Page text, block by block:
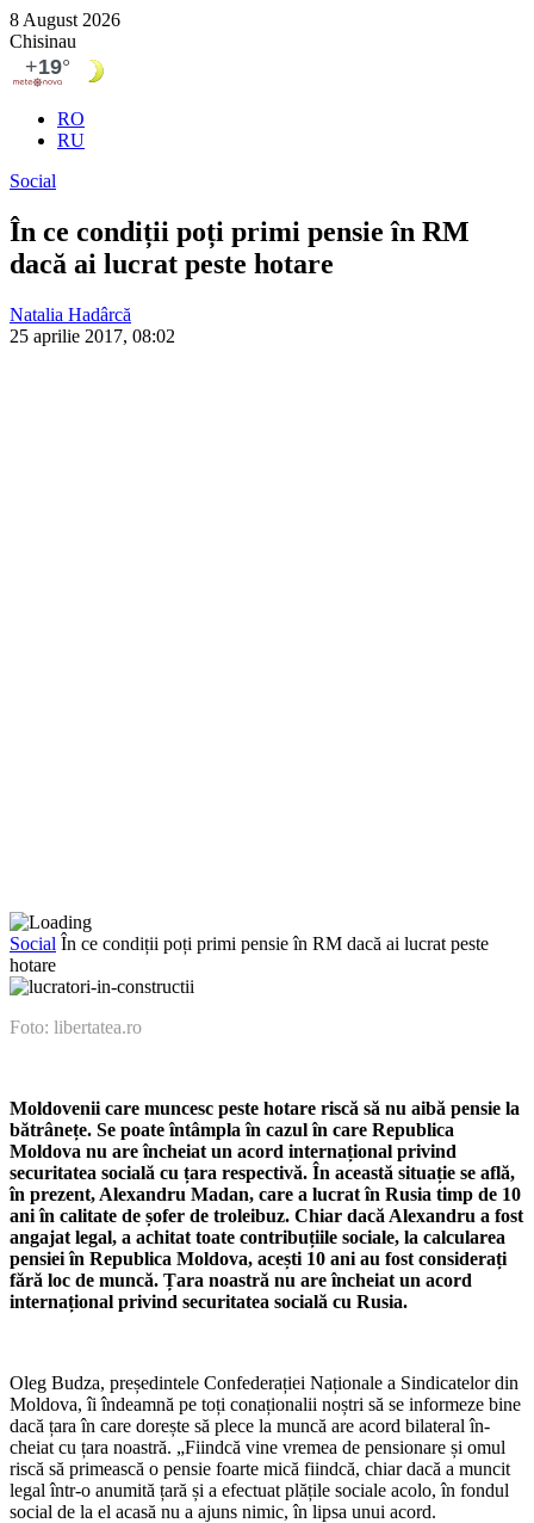
8 August 2026
Chisinau
RO
RU
Social
În ce condiții poți primi pensie în RM
dacă ai lucrat peste hotare
Natalia Hadârcă
25 aprilie 2017, 08:02
Social În ce condiții poți primi pensie în RM dacă ai lucrat peste
hotare
Foto: libertatea.ro
Moldovenii care muncesc peste hotare riscă să nu aibă pensie la
bătrânețe. Se poate întâmpla în cazul în care Republica
Moldova nu are în­cheiat un acord internațional privind
securitatea socială cu țara respecti­vă. În această situație se află,
în pre­zent, Alexandru Madan, care a lucrat în Rusia timp de 10
ani în calitate de șofer de troleibuz. Chiar dacă Ale­xandru a fost
angajat legal, a achitat toate contribuțiile sociale, la calcu­larea
pensiei în Republica Moldova, acești 10 ani au fost considerați
fără loc de muncă. Țara noastră nu are încheiat un acord
internațional pri­vind securitatea socială cu Rusia.
Oleg Budza, președintele Confederației Naționale a Sindicatelor din
Moldova, îi îndeamnă pe toți conaționalii noștri să se informeze bine
dacă țara în care dorește să plece la muncă are acord bilateral în­
cheiat cu țara noastră. „Fiindcă vine vre­mea de pensionare și omul
riscă să pri­mească o pensie foarte mică fiindcă, chiar dacă a muncit
legal într-o anumită țară și a efectuat plățile sociale acolo, în fondul
social de la el acasă nu a ajuns nimic, în lipsa unui acord.